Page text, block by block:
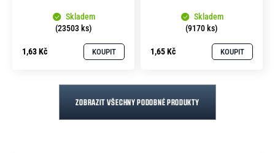
Skladem
(23503 ks)
1,63 Kč KOUPIT
Skladem
(9170 ks)
1,65 Kč KOUPIT
ZOBRAZIT VŠECHNY PODOBNÉ PRODUKTY